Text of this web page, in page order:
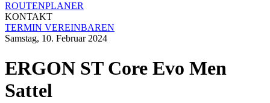
ROUTENPLANER
KONTAKT
TERMIN VEREINBAREN
Samstag, 10. Februar 2024
ERGON ST Core Evo Men
Sattel